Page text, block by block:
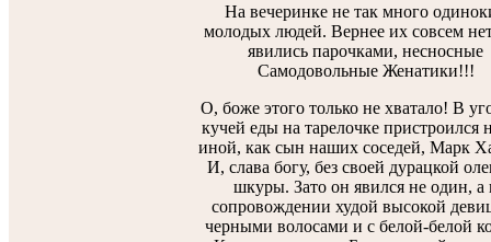
На вечеринке не так много
молодых людей. Вернее их совсем
явились парочками, несносные
Самодовольные Женатики!!!
О, боже этого только не хватало! В
кучей еды на тарелочке пристроился
иной, как сын наших соседей, Марк
И, слава богу, без своей дурацкой
шкуры. Зато он явился не один, а
сопровождении худой высокой
черными волосами и с белой-белой